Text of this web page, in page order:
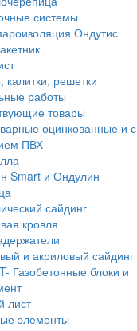
системы
Ондутис
калитки, решетки
работы
товары
оцинкованные и с
ПВХ
Smart и Ондулин
сайдинг
кровля
и акриловый сайдинг
Газобетонные блоки и
лист
элементы